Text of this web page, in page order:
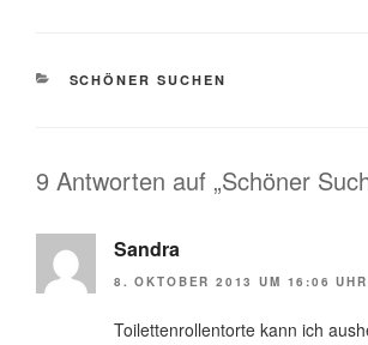
KATEGORIEN
SCHÖNER SUCHEN
9 Antworten auf „Schöner
Sandra
8. OKTOBER 2013 UM 16:06 UHR
Toilettenrollentorte kann ich